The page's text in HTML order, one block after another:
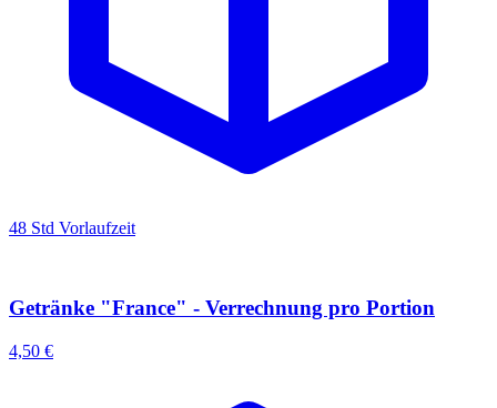
48 Std Vorlaufzeit
Getränke "France" - Verrechnung pro Portion
4,50 €